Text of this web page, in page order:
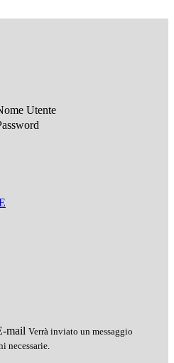
Utente
mail Verrà inviato un messaggio
necessarie.